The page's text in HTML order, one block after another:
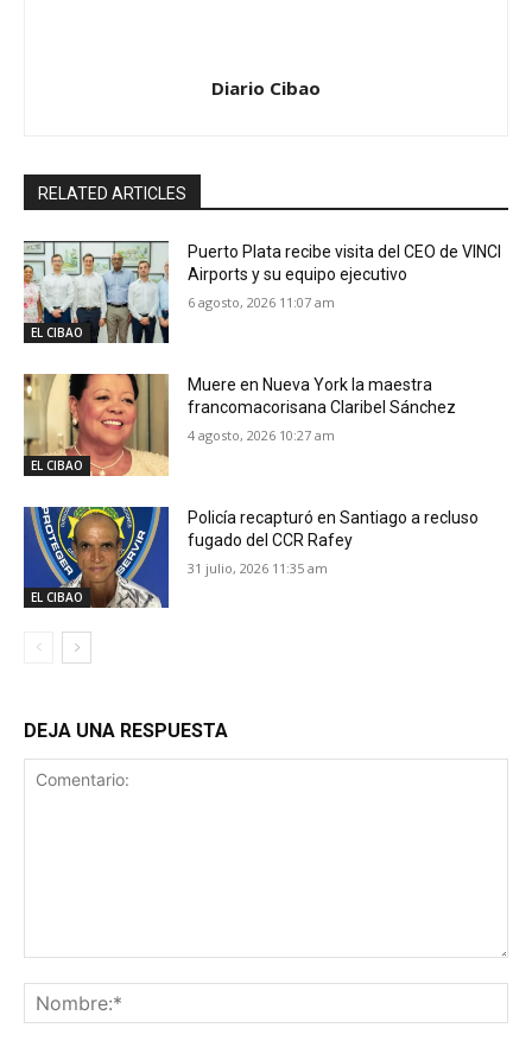
Diario Cibao
RELATED ARTICLES
EL CIBAO
Puerto Plata recibe visita del CEO de VINCI
Airports y su equipo ejecutivo
6 agosto, 2026 11:07 am
EL CIBAO
Muere en Nueva York la maestra
francomacorisana Claribel Sánchez
4 agosto, 2026 10:27 am
EL CIBAO
Policía recapturó en Santiago a recluso
fugado del CCR Rafey
31 julio, 2026 11:35 am
DEJA UNA RESPUESTA